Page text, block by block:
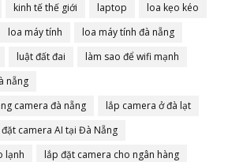
kinh tế thế giới laptop
loa kẹo kéo
loa máy tính
loa máy tính đà nẵng
luật đất đai
làm sao để wifi mạnh
nẵng
camera đà nẵng
lắp camera ở đà lạt
camera AI tại Đà Nẵng
lạnh
lắp đặt camera cho ngân hàng